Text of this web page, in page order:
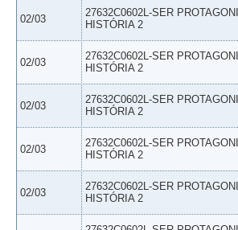
02/03
27632C0602L-SER
HISTÓRIA 2
02/03
27632C0602L-SER
HISTÓRIA 2
02/03
27632C0602L-SER
HISTÓRIA 2
02/03
27632C0602L-SER
HISTÓRIA 2
02/03
27632C0602L-SER
HISTÓRIA 2